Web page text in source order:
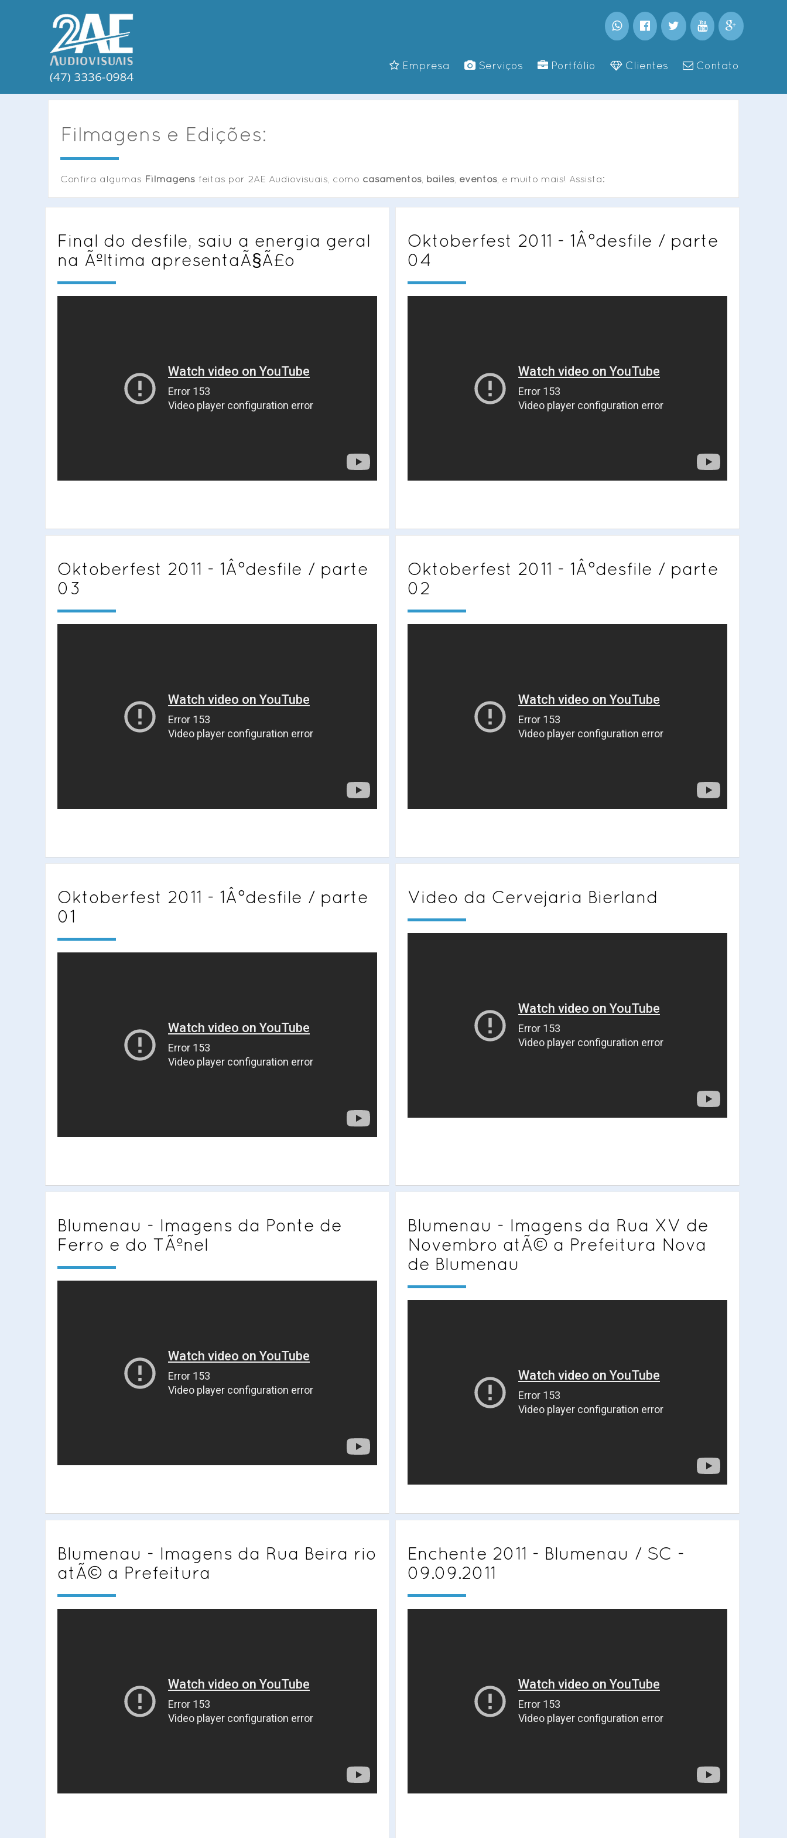
Empresa Serviços Portfólio Clientes Contato
Filmagens e Edições:
Confira algumas Filmagens feitas por 2AE Audiovisuais, como casamentos bailes eventos , e muito mais! Assista:
Final do desfile, saiu a energia geral
na Ãºltima apresentaÃ§Ã£o
Oktoberfest 2011 - 1Â°desfile / parte
04
Oktoberfest 2011 - 1Â°desfile / parte
03
Oktoberfest 2011 - 1Â°desfile / parte
02
Oktoberfest 2011 - 1Â°desfile / parte
01
Video da Cervejaria Bierland
Blumenau - Imagens da Ponte de
Ferro e do TÃºnel
Blumenau - Imagens da Rua XV de
Novembro atÃ© a Prefeitura Nova
de Blumenau
Blumenau - Imagens da Rua Beira rio
atÃ© a Prefeitura
Enchente 2011 - Blumenau / SC -
09.09.2011